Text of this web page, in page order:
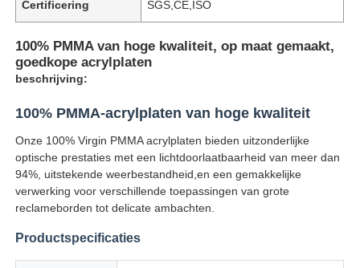
Certificering SGS,CE,ISO
100% PMMA van hoge kwaliteit, op maat gemaakt,
goedkope acrylplaten
beschrijving:
100% PMMA-acrylplaten van hoge kwaliteit
Onze 100% Virgin PMMA acrylplaten bieden uitzonderlijke
optische prestaties met een lichtdoorlaatbaarheid van meer dan
94%, uitstekende weerbestandheid,en een gemakkelijke
verwerking voor verschillende toepassingen van grote
reclameborden tot delicate ambachten.
Productspecificaties